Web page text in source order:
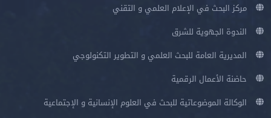
مركز البحث في الإعلام العلمي و التقني
الندوة الجهوية للشرق
المديرية العامة للبحث العلمي و التطوير التكنولوجي
حاضنة الأعمال الرقمية
الوكالة الموضوعاتية للبحث في العلوم الإنسانية و الإجتماعية